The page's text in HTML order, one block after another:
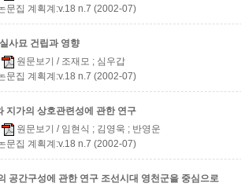
문집 계획계:v.18 n.7 (2002-07)
사묘 건립과 영향
원문보기 / 조재모 ; 심우갑
문집 계획계:v.18 n.7 (2002-07)
지가의 상호관련성에 관한 연구
원문보기 / 임현식 ; 김영욱 ; 반영운
문집 계획계:v.18 n.7 (2002-07)
공간구성에 관한 연구 조선시대 영천군을 중심으로